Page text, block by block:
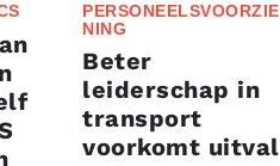
PERSONEELSVOORZIE
NING
Beter
leiderschap in
transport
voorkomt uitval